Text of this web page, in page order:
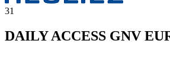
31
DAILY ACCESS GNV